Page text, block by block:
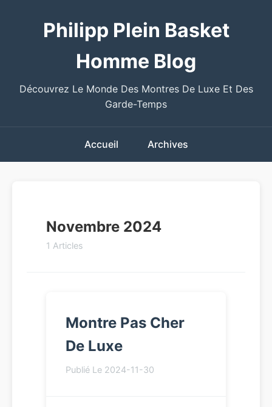
Philipp Plein Basket
Homme Blog
Découvrez Le Monde Des Montres De Luxe Et Des
Garde-Temps
Accueil Archives
Novembre 2024
1 Articles
Montre Pas Cher
De Luxe
Publié Le 2024-11-30